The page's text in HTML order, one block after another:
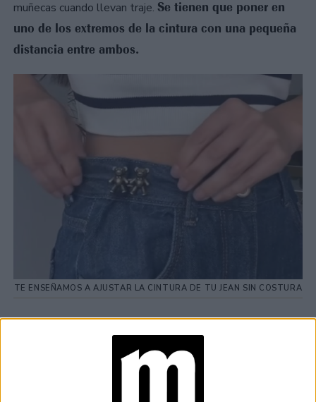
muñecas cuando llevan traje. Se tienen que poner en
uno de los extremos de la cintura con una pequeña
distancia entre ambos.
TE ENSEÑAMOS A AJUSTAR LA CINTURA DE TU JEAN SIN COSTURA
TAMBIÉN TE PUEDE INTERESAR
JEANS